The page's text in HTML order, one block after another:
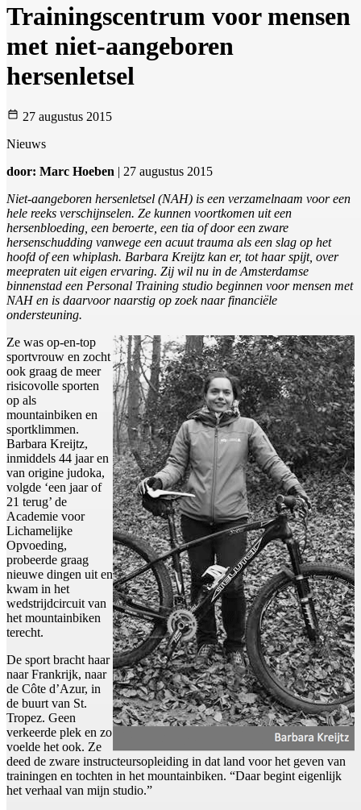
Trainingscentrum voor mensen
met niet-aangeboren
hersenletsel
27 augustus 2015
Nieuws
door: Marc Hoeben | 27 augustus 2015
Niet-aangeboren hersenletsel (NAH) is een verzamelnaam voor een
hele reeks verschijnselen. Ze kunnen voortkomen uit een
hersenbloeding, een beroerte, een tia of door een zware
hersenschudding vanwege een acuut trauma als een slag op het
hoofd of een whiplash. Barbara Kreijtz kan er, tot haar spijt, over
meepraten uit eigen ervaring. Zij wil nu in de Amsterdamse
binnenstad een Personal Training studio beginnen voor mensen met
NAH en is daarvoor naarstig op zoek naar financiële
ondersteuning.
Ze was op-en-top
sportvrouw en zocht
ook graag de meer
risicovolle sporten
op als
mountainbiken en
sportklimmen.
Barbara Kreijtz,
inmiddels 44 jaar en
van origine judoka,
volgde ‘een jaar of
21 terug’ de
Academie voor
Lichamelijke
Opvoeding,
probeerde graag
nieuwe dingen uit en
kwam in het
wedstrijdcircuit van
het mountainbiken
terecht.
De sport bracht haar
naar Frankrijk, naar
de Côte d’Azur, in
de buurt van St.
Tropez. Geen
verkeerde plek en zo
voelde het ook. Ze
deed de zware instructeursopleiding in dat land voor het geven van
trainingen en tochten in het mountainbiken. “Daar begint eigenlijk
het verhaal van mijn studio.”